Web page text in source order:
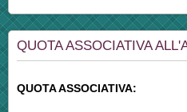
QUOTA ASSOCIATIVA
QUOTA ASSOCIATIVA: